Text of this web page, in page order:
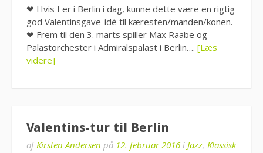
❤ Hvis I er i Berlin i dag, kunne dette være en rigtig
god Valentinsgave-idé til kæresten/manden/konen.
❤ Frem til den 3. marts spiller Max Raabe og
Palastorchester i Admiralspalast i Berlin…. [Læs
videre]
Valentins-tur til Berlin
afKirsten Andersen på 12. februar 2016 i Jazz, Klassisk